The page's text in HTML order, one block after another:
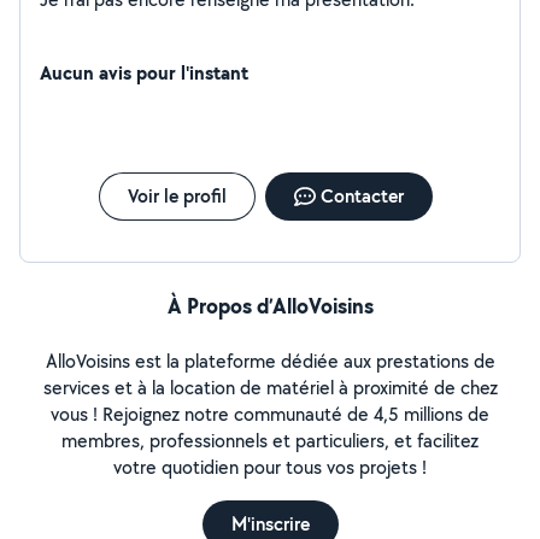
Aucun avis pour l'instant
Voir le profil Contacter
À Propos d’AlloVoisins
AlloVoisins est la plateforme dédiée aux prestations de
services et à la location de matériel à proximité de chez
vous ! Rejoignez notre communauté de 4,5 millions de
membres, professionnels et particuliers, et facilitez
votre quotidien pour tous vos projets !
M'inscrire